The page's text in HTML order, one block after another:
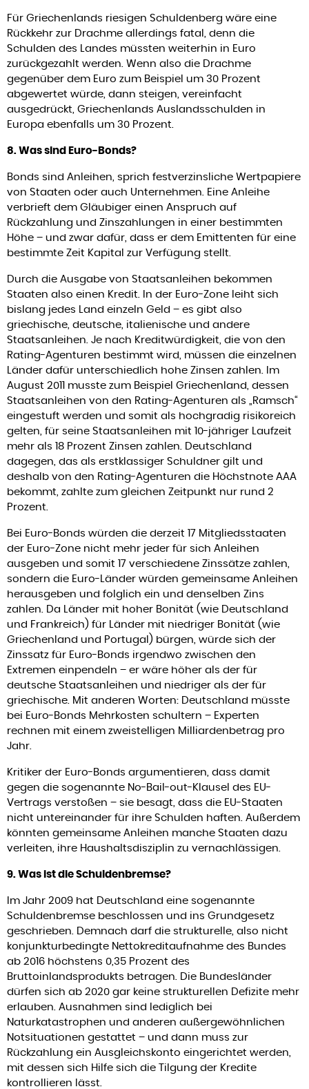
Für Griechenlands riesigen Schuldenberg wäre eine
Rückkehr zur Drachme allerdings fatal, denn die
Schulden des Landes müssten weiterhin in Euro
zurückgezahlt werden. Wenn also die Drachme
gegenüber dem Euro zum Beispiel um 30 Prozent
abgewertet würde, dann steigen, vereinfacht
ausgedrückt, Griechenlands Auslandsschulden in
Europa ebenfalls um 30 Prozent.
8. Was sind Euro-Bonds?
Bonds sind Anleihen, sprich festverzinsliche Wertpapiere
von Staaten oder auch Unternehmen. Eine Anleihe
verbrieft dem Gläubiger einen Anspruch auf
Rückzahlung und Zinszahlungen in einer bestimmten
Höhe – und zwar dafür, dass er dem Emittenten für eine
bestimmte Zeit Kapital zur Verfügung stellt.
Durch die Ausgabe von Staatsanleihen bekommen
Staaten also einen Kredit. In der Euro-Zone leiht sich
bislang jedes Land einzeln Geld – es gibt also
griechische, deutsche, italienische und andere
Staatsanleihen. Je nach Kreditwürdigkeit, die von den
Rating-Agenturen bestimmt wird, müssen die einzelnen
Länder dafür unterschiedlich hohe Zinsen zahlen. Im
August 2011 musste zum Beispiel Griechenland, dessen
Staatsanleihen von den Rating-Agenturen als „Ramsch“
eingestuft werden und somit als hochgradig risikoreich
gelten, für seine Staatsanleihen mit 10-jähriger Laufzeit
mehr als 18 Prozent Zinsen zahlen. Deutschland
dagegen, das als erstklassiger Schuldner gilt und
deshalb von den Rating-Agenturen die Höchstnote AAA
bekommt, zahlte zum gleichen Zeitpunkt nur rund 2
Prozent.
Bei Euro-Bonds würden die derzeit 17 Mitgliedsstaaten
der Euro-Zone nicht mehr jeder für sich Anleihen
ausgeben und somit 17 verschiedene Zinssätze zahlen,
sondern die Euro-Länder würden gemeinsame Anleihen
herausgeben und folglich ein und denselben Zins
zahlen. Da Länder mit hoher Bonität (wie Deutschland
und Frankreich) für Länder mit niedriger Bonität (wie
Griechenland und Portugal) bürgen, würde sich der
Zinssatz für Euro-Bonds irgendwo zwischen den
Extremen einpendeln – er wäre höher als der für
deutsche Staatsanleihen und niedriger als der für
griechische. Mit anderen Worten: Deutschland müsste
bei Euro-Bonds Mehrkosten schultern – Experten
rechnen mit einem zweistelligen Milliardenbetrag pro
Jahr.
Kritiker der Euro-Bonds argumentieren, dass damit
gegen die sogenannte No-Bail-out-Klausel des EU-
Vertrags verstoßen – sie besagt, dass die EU-Staaten
nicht untereinander für ihre Schulden haften. Außerdem
könnten gemeinsame Anleihen manche Staaten dazu
verleiten, ihre Haushaltsdisziplin zu vernachlässigen.
9. Was ist die Schuldenbremse?
Im Jahr 2009 hat Deutschland eine sogenannte
Schuldenbremse beschlossen und ins Grundgesetz
geschrieben. Demnach darf die strukturelle, also nicht
konjunkturbedingte Nettokreditaufnahme des Bundes
ab 2016 höchstens 0,35 Prozent des
Bruttoinlandsprodukts betragen. Die Bundesländer
dürfen sich ab 2020 gar keine strukturellen Defizite mehr
erlauben. Ausnahmen sind lediglich bei
Naturkatastrophen und anderen außergewöhnlichen
Notsituationen gestattet – und dann muss zur
Rückzahlung ein Ausgleichskonto eingerichtet werden,
mit dessen sich Hilfe sich die Tilgung der Kredite
kontrollieren lässt.